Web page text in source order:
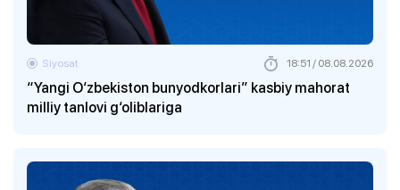
“Yangi O‘zbekiston bunyodkorlari” kasbiy mahorat
milliy tanlovi g‘oliblariga
Siyosat 18:51 / 08.08.2026